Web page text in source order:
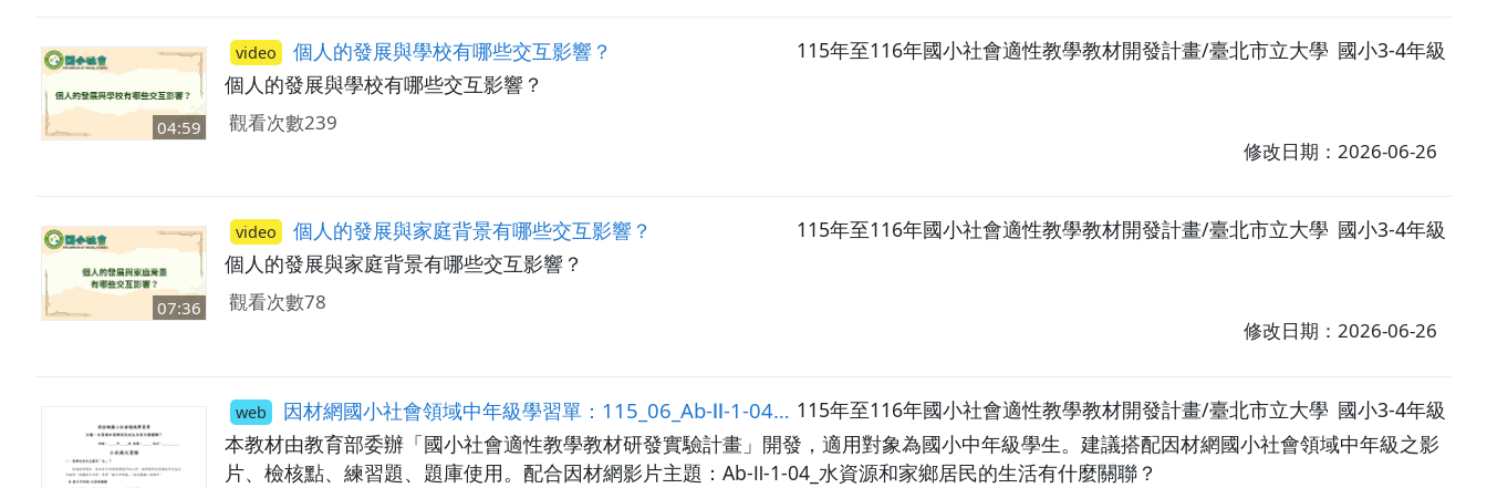
04:59
video 個人的發展與學校有哪些交互影響？ 115年至116年國小社會適性教學教材開發計畫/臺北市立大學 國小3-4年級
個人的發展與學校有哪些交互影響？
觀看次數239
修改日期：2026-06-26
07:36
video 個人的發展與家庭背景有哪些交互影響？ 115年至116年國小社會適性教學教材開發計畫/臺北市立大學 國小3-4年級
個人的發展與家庭背景有哪些交互影響？
觀看次數78
修改日期：2026-06-26
web 因材網國小社會領域中年級學習單：115_06_Ab-Ⅱ-1-04_水資源和家鄉居民的生活有什麼關聯？ 115年至116年國小社會適性教學教材開發計畫/臺北市立大學 國小3-4年級
本教材由教育部委辦「國小社會適性教學教材研發實驗計畫」開發，適用對象為國小中年級學生。建議搭配因材網國小社會領域中年級之影
片、檢核點、練習題、題庫使用。配合因材網影片主題：Ab-Ⅱ-1-04_水資源和家鄉居民的生活有什麼關聯？